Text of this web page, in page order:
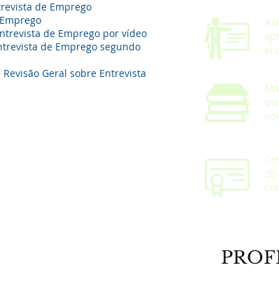
de Emprego
de Emprego por vídeo
de Emprego segundo
Geral sobre Entrevista